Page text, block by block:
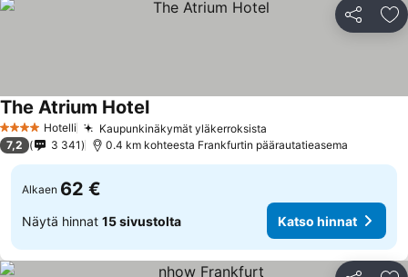
Jaa
4 Tähtiluokitus
Hotelli Kaupunkinäkymät yläkerroksista
The Atrium HotelKatso hinnat
7,2 3 341 0.4 km kohteesta Frankfurtin päärautatieasema
Alkaen 62 €
Näytä hinnat 15 sivustolta Katso hinnat